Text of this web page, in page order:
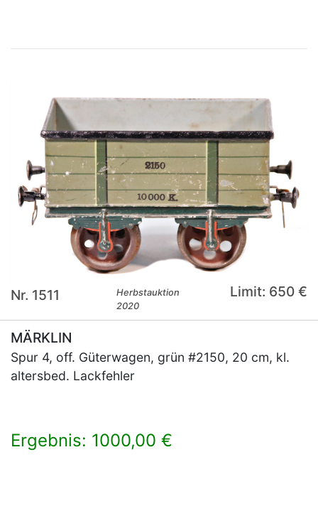
Nr. 1511
Herbstauktion
2020
Limit: 650 €
MÄRKLIN
Spur 4, off. Güterwagen, grün #2150, 20 cm, kl.
altersbed. Lackfehler
Ergebnis: 1000,00 €